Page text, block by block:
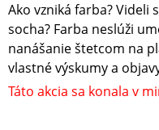
Ako vzniká farba? Videli
socha? Farba neslúži
nanášanie štetcom na
vlastné výskumy a
Táto akcia sa konala v